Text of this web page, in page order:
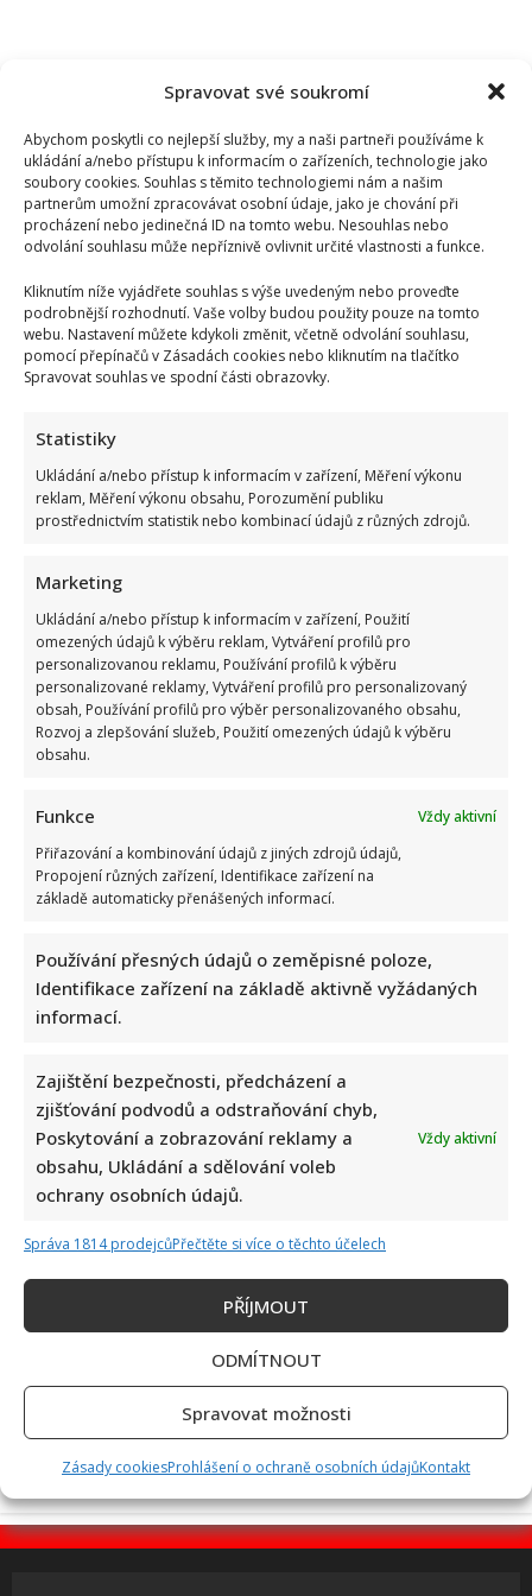
Spravovat své soukromí
Abychom poskytli co nejlepší služby, my a naši partneři používáme k
ukládání a/nebo přístupu k informacím o zařízeních, technologie jako
soubory cookies. Souhlas s těmito technologiemi nám a našim
partnerům umožní zpracovávat osobní údaje, jako je chování při
procházení nebo jedinečná ID na tomto webu. Nesouhlas nebo
odvolání souhlasu může nepříznivě ovlivnit určité vlastnosti a funkce.
Kliknutím níže vyjádřete souhlas s výše uvedeným nebo proveďte
podrobnější rozhodnutí. Vaše volby budou použity pouze na tomto
webu. Nastavení můžete kdykoli změnit, včetně odvolání souhlasu,
pomocí přepínačů v Zásadách cookies nebo kliknutím na tlačítko
Spravovat souhlas ve spodní části obrazovky.
Statistiky
Ukládání a/nebo přístup k informacím v zařízení, Měření výkonu
reklam, Měření výkonu obsahu, Porozumění publiku
prostřednictvím statistik nebo kombinací údajů z různých zdrojů.
Marketing
Ukládání a/nebo přístup k informacím v zařízení, Použití
omezených údajů k výběru reklam, Vytváření profilů pro
personalizovanou reklamu, Používání profilů k výběru
personalizované reklamy, Vytváření profilů pro personalizovaný
obsah, Používání profilů pro výběr personalizovaného obsahu,
Rozvoj a zlepšování služeb, Použití omezených údajů k výběru
obsahu.
Funkce
Vždy aktivní
Přiřazování a kombinování údajů z jiných zdrojů údajů,
Propojení různých zařízení, Identifikace zařízení na
základě automaticky přenášených informací.
Používání přesných údajů o zeměpisné poloze,
Identifikace zařízení na základě aktivně vyžádaných
informací.
Zajištění bezpečnosti, předcházení a
zjišťování podvodů a odstraňování chyb,
Poskytování a zobrazování reklamy a
obsahu, Ukládání a sdělování voleb
ochrany osobních údajů.
Vždy aktivní
Správa 1814 prodejcůPřečtěte si více o těchto účelech
PŘÍJMOUT
ODMÍTNOUT
Spravovat možnosti
Zásady cookiesProhlášení o ochraně osobních údajůKontakt
Tragický konec Františka Sahuly: Kytaristu Tří sester
Stačila jedna fotka z dovolené, aby se na Babiše snesla další
kritika: Lidé spekulují, kde se koupe
Test znalostí staré češtiny: 10 výrazů z počátku 20. století
odhalí, kdo by se tehdy domluvil
Dagmar Pecková pod palbou kritiky: Mračková Vildumetzová
jí vytkla natáčení se při řízení a ptá se, zda je to v pořádku
Poslední chvíle Ivety Bartošové: Maminka z telefonátu
cítila zlepšení, poté přišla nejtvrdší rána